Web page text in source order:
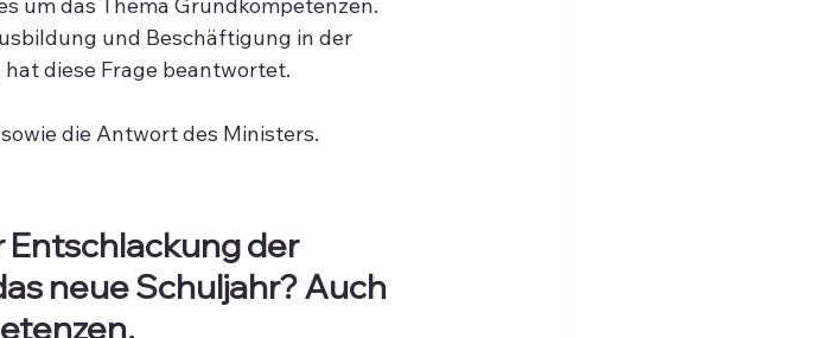
und Beschäftigung in der
diese Frage beantwortet.
die Antwort des Ministers.
Entschlackung der
neue Schuljahr? Auch